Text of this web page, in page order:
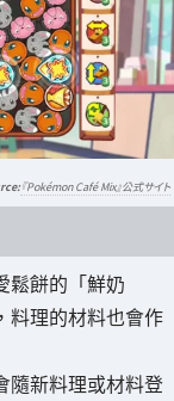
『Pokémon Café Mix』公式サイト
鬆餅的「鮮奶
料理的材料也會作
隨新料理或材料登